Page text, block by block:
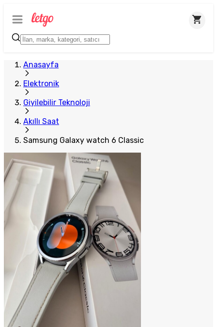
Anasayfa
Elektronik
Giyilebilir Teknoloji
Akıllı Saat
Samsung Galaxy watch 6 Classic